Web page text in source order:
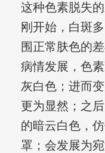
这种色素脱失
刚开始，白斑
围正常肤色的
病情发展，色
灰白色；进而
更为显然；之
的暗云白色，
罩；会发展为